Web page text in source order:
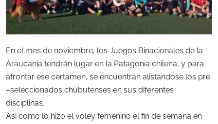
En el mes de noviembre, los Juegos Binacionales de la
Araucanía tendrán lugar en la Patagonia chilena, y para
afrontar ese certamen, se encuentran alistándose los pre
–seleccionados chubutenses en sus diferentes
disciplinas.
Asi como lo hizo el voley femenino el fin de semana en